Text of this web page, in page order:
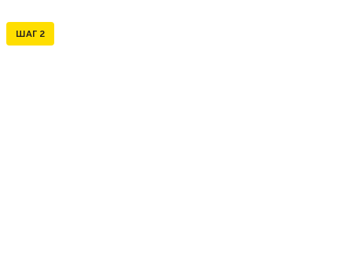
ШАГ 2